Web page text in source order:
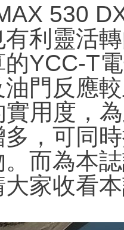
530
利靈活
YCC-T
門反應
用度，
，可同
而為本
家收看